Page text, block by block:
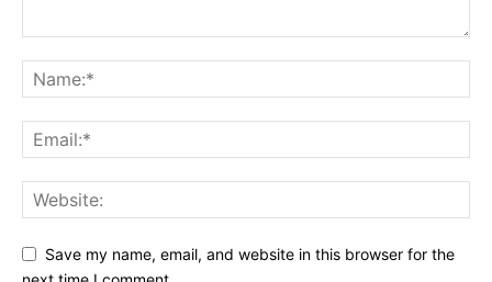
Save my name, email, and website in this browser for the